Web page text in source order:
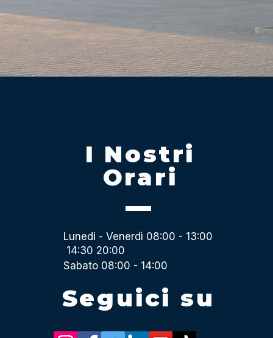
I Nostri
Orari
Lunedi - Venerdì 08:00 - 13:00
14:30 20:00
Sabato 08:00 - 14:00
Seguici su